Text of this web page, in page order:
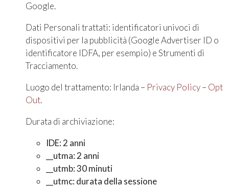
Google.
Dati Personali trattati: identificatori univoci di
dispositivi per la pubblicità (Google Advertiser ID o
identificatore IDFA, per esempio) e Strumenti di
Tracciamento.
Luogo del trattamento: Irlanda – Privacy Policy– Opt
Out.
Durata di archiviazione:
IDE: 2 anni
__utma: 2 anni
__utmb: 30 minuti
__utmc: durata della sessione